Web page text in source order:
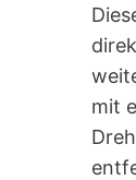
mit